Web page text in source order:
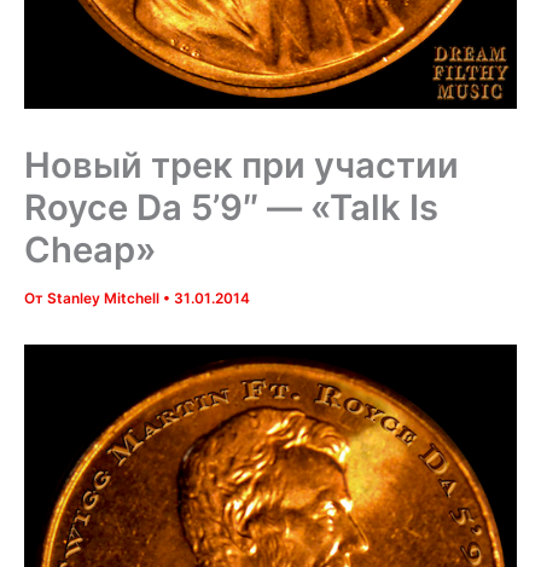
Новый трек при участии
Royce Da 5’9″ — «Talk Is
Cheap»
От Stanley Mitchell • 31.01.2014